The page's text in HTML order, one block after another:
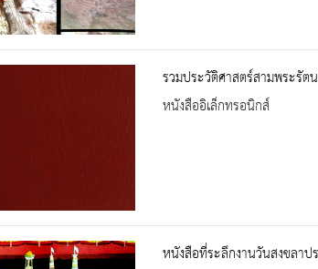
รวมประวัติศาสตร์สามพระรัต
หนังสืออิเล็กทรอนิกส์
หนังสือที่ระลึกงานวันสงขล